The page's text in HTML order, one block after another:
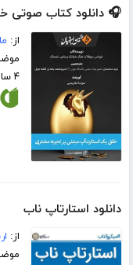
🎧 دانلود کتاب صوتی
از:
۴ ساعت و ۴۵ دقیقه
دانلود استارتاپ ناب
از: